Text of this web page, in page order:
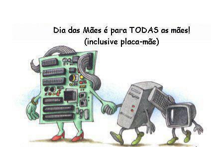
do LibreOffice , o IX Latinoware, a Microsoft boicotando o
Linux (como sempre), o lançamento do Windows 8 e a sua
baixa taxa de adesão pelos usuários, entre out ros. Gostaria
de desejar a todos Boas Festas e que em 2013 possamos
estar juntos novamente. Feliz Natal!!!! F eli z 2013 a todos!!!